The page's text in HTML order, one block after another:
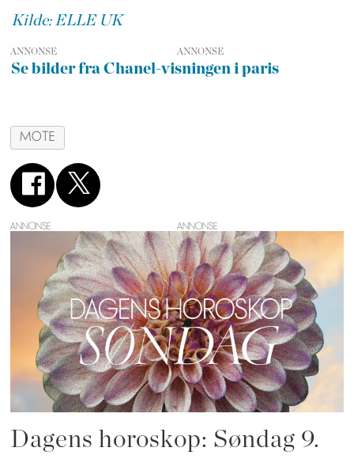
Kilde: ELLE UK
ANNONSE
Se bilder fra Chanel-visningen i paris
MOTE
ANNONSE
Dagens horoskop: Søndag 9.